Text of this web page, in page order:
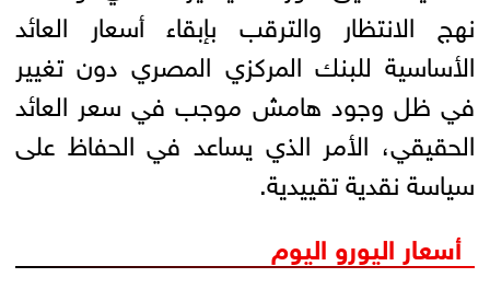
نهج الانتظار والترقب بإبقاء أسعار العائد
الأساسية للبنك المركزي المصري دون تغيير
في ظل وجود هامش موجب في سعر العائد
الحقيقي، الأمر الذي يساعد في الحفاظ على
سياسة نقدية تقييدية.
أسعار اليورو اليوم